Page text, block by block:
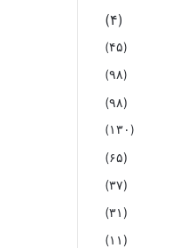
(۴)
(۴۵)
(۹۸)
(۹۸)
(۱۳۰)
(۶۵)
(۳۷)
(۳۱)
(۱۱)